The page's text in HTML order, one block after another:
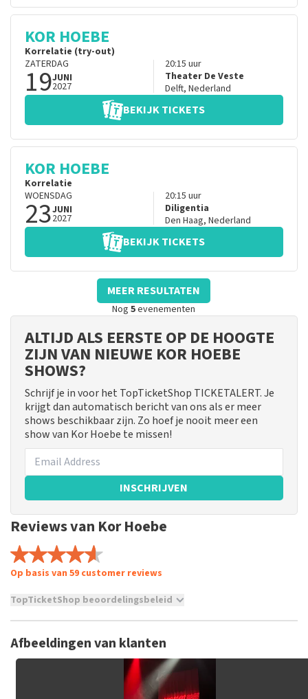
KOR HOEBE
Korrelatie (try-out)
ZATERDAG
19JUNI
2027
20:15 uur
Theater De Veste
Delft, Nederland
BEKIJK TICKETS
KOR HOEBE
Korrelatie
WOENSDAG
23JUNI
2027
20:15 uur
Diligentia
Den Haag, Nederland
BEKIJK TICKETS
MEER RESULTATEN
Nog5evenementen
ALTIJD ALS EERSTE OP DE HOOGTE
ZIJN VAN NIEUWE KOR HOEBE
SHOWS?
Schrijf je in voor het TopTicketShop TICKETALERT. Je
krijgt dan automatisch bericht van ons als er meer
shows beschikbaar zijn. Zo hoef je nooit meer een
show van Kor Hoebe te missen!
INSCHRIJVEN
Reviews van Kor Hoebe
Op basis van 59 customer reviews
TopTicketShop beoordelingsbeleid
niet mogelijk om een review achter te laten als je geen
tickets hebt aangeschaft bij TopTicketShop. Reviews met
grof taalgebruik en/of onwaarheden worden niet geplaatst.
Het kan enkele weken duren voordat een review wordt
Afbeeldingen van klanten